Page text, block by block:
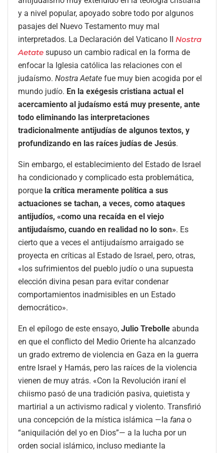
y a nivel popular, apoyado sobre todo por algunos
pasajes del Nuevo Testamento muy mal
interpretados. La Declaración del Vaticano II Nostra
Aetate supuso un cambio radical en la forma de
enfocar la Iglesia católica las relaciones con el
judaísmo. Nostra Aetate fue muy bien acogida por el
mundo judío. En la exégesis cristiana actual el
acercamiento al judaísmo está muy presente, ante
todo eliminando las interpretaciones
tradicionalmente antijudías de algunos textos, y
profundizando en las raíces judías de Jesús.
Sin embargo, el establecimiento del Estado de Israel
ha condicionado y complicado esta problemática,
porque la crítica meramente política a sus
actuaciones se tachan, a veces, como ataques
antijudíos, «como una recaída en el viejo
antijudaísmo, cuando en realidad no lo son». Es
cierto que a veces el antijudaísmo arraigado se
proyecta en críticas al Estado de Israel, pero, otras,
«los sufrimientos del pueblo judío o una supuesta
elección divina pesan para evitar condenar
comportamientos inadmisibles en un Estado
democrático».
En el epílogo de este ensayo, Julio Trebolle abunda
en que el conflicto del Medio Oriente ha alcanzado
un grado extremo de violencia en Gaza en la guerra
entre Israel y Hamás, pero las raíces de la violencia
vienen de muy atrás. «Con la Revolución iraní el
chiismo pasó de una tradición pasiva, quietista y
martirial a un activismo radical y violento. Transfirió
una concepción de la mística islámica —la fana o
“aniquilación del yo en Dios”— a la lucha por un
orden social islámico, incluso mediante la